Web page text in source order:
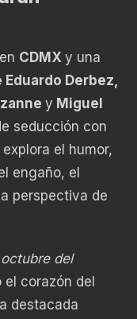
CDMX y una
Eduardo Derbez,
y Miguel
seducción con
el humor,
engaño, el
perspectiva de
octubre del
corazón del
destacada